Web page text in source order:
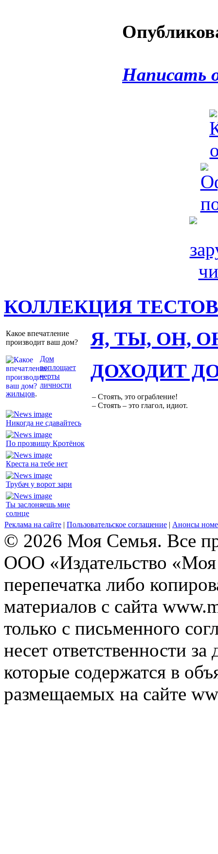
Написать
КОЛЛЕКЦИЯ ТЕСТОВ
Какое впечатление
производит ваш дом?
Дом
воплощает
черты
личности
жильцов.
Я, ТЫ, ОН,
Никогда не сдавайтесь
По прозвищу Кротёнок
Креста на тебе нет
Трубач у ворот зари
Ты заслоняешь мне
солнце
ДОХОДИТ
– Стоять, это ограбление!
– Стоять – это глагол, идиот.
Реклама на сайте | Пользовательское соглашение | Анонсы
© 2026 Моя Семья. Все
ООО «Издательство
перепечатка либо
материалов с сайта
только с письменного
несет ответственности
которые содержатся в
размещаемых на сайте